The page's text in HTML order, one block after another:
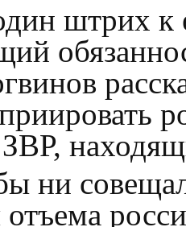
штрих к
ни